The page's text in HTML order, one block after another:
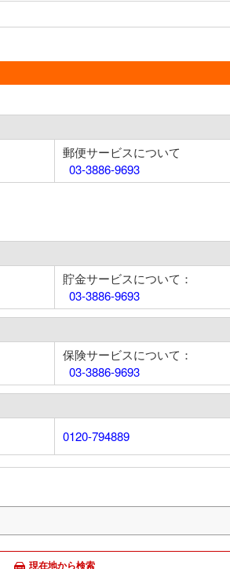
郵便サービスについて
03-3886-9693
貯金サービスについて：
03-3886-9693
保険サービスについて：
03-3886-9693
0120-794889
現在地から検索